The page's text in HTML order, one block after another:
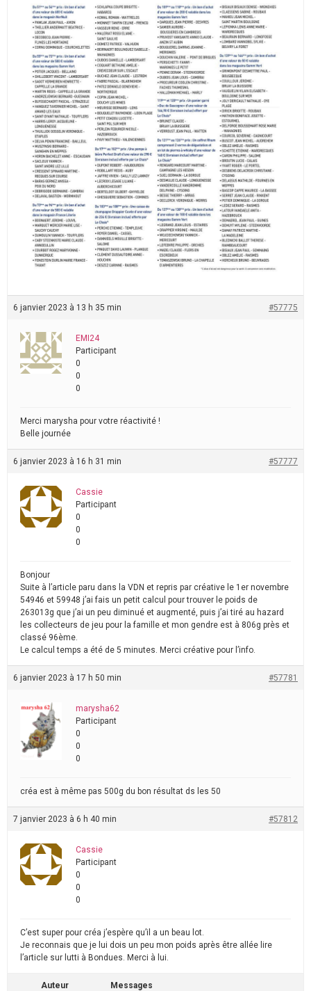
6 janvier 2023 à 13 h 35 min #57775
EMI24
Participant
0
0
0
Merci marysha pour votre réactivité !
Belle journée
6 janvier 2023 à 16 h 31 min #57777
Cassie
Participant
0
0
0
Bonjour
Suite à l’article paru dans la VDN et repris par créative le 1er novembre
54946 et 59948 j’ai fais un petit calcul pour trouver le poids de
263013g que j’ai un peu diminué et augmenté, puis j’ai tiré au hazard
les collecteurs de jeu pour la famille et mon gendre est à 806g près et
classé 96ème.
Le calcul temps a été de 5 minutes. Merci créative pour l’info.
6 janvier 2023 à 17 h 50 min #57781
marysha62
Participant
0
0
0
créa est à même pas 500g du bon résultat ds les 50
7 janvier 2023 à 6 h 40 min #57812
Cassie
Participant
0
0
0
C’est super pour créa j’espère qu’il a un beau lot.
Je reconnais que je lui dois un peu mon poids après être allée lire
l’article sur lutti à Bondues. Merci à lui.
Auteur Messages